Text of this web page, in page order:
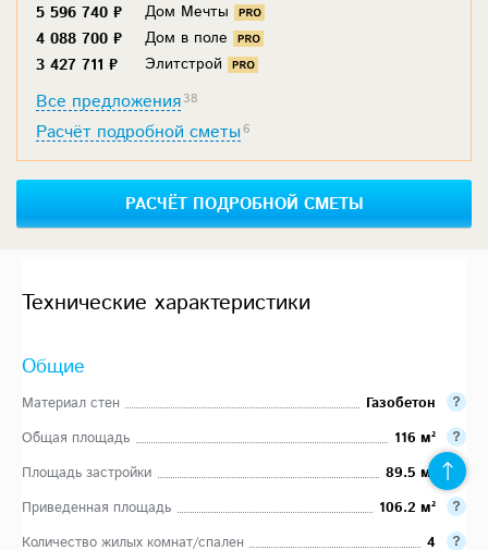
5 596 740 ₽
Дом Мечты
4 088 700 ₽
Дом в поле
3 427 711 ₽
Элитстрой
Все предложения38
Расчёт подробной сметы6
РАСЧЁТ ПОДРОБНОЙ СМЕТЫ
Технические характеристики
Общие
Материал стен
Газобетон
Общая площадь
116 м²
Площадь застройки
89.5 м²
Приведенная площадь
106.2 м²
Количество жилых комнат/спален
4